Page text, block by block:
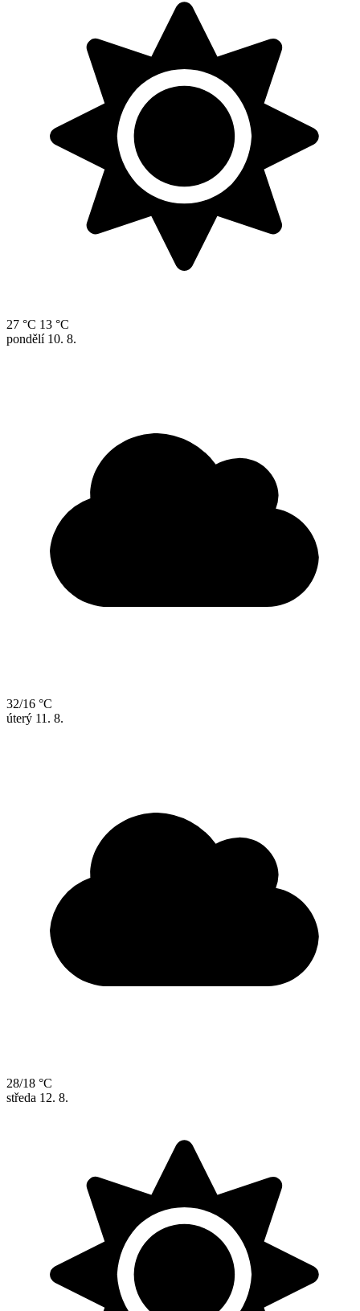
27 °C 13 °C
pondělí 10. 8.
32/16 °C
úterý 11. 8.
28/18 °C
středa 12. 8.